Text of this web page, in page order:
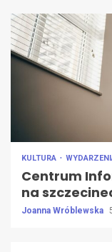
KULTURA
Centrum
na
Joanna Wróblewska